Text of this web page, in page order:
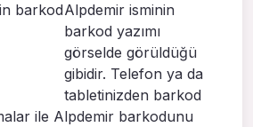
Alpdemir isminin
barkod yazımı
görselde görüldüğü
gibidir. Telefon ya da
tabletinizden barkod
ile Alpdemir barkodunu